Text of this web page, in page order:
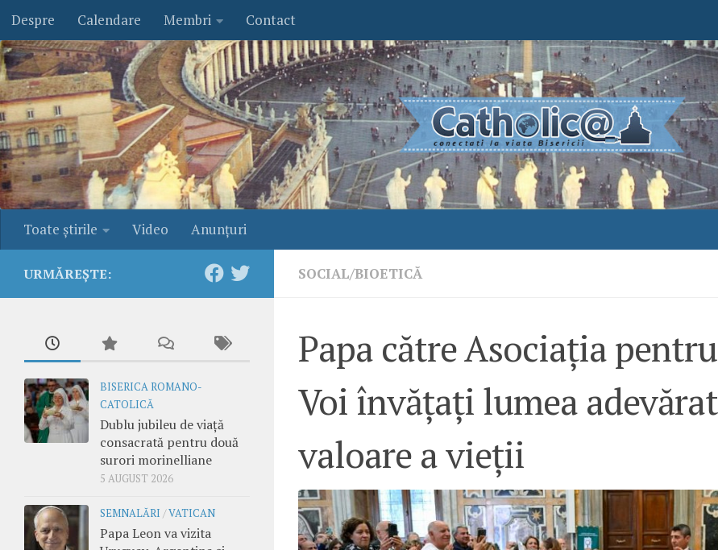
Skip to content
Despre Calendare Membri Contact
Toate ştirile Video Anunţuri
SOCIAL/BIOETICĂ
Papa către Asociația
Voi învățați lumea
valoare a vieții
URMĂREȘTE:
BISERICA ROMANO-
CATOLICĂ
Dublu jubileu de viață
consacrată pentru două
surori morinelliane
5 AUGUST 2026
SEMNALĂRI /VATICAN
Papa Leon va vizita